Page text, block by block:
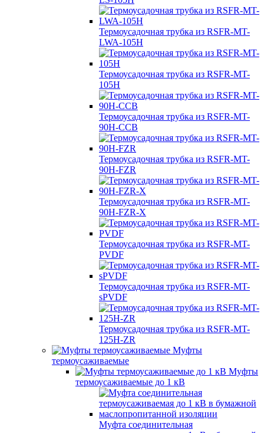
Термоусадочная трубка из RSFR-MT-
LWA-105H
Термоусадочная трубка из RSFR-MT-
105H
Термоусадочная трубка из RSFR-MT-
90H-CCB
Термоусадочная трубка из RSFR-MT-
90H-FZR
Термоусадочная трубка из RSFR-MT-
90H-FZR-X
Термоусадочная трубка из RSFR-MT-
PVDF
Термоусадочная трубка из RSFR-MT-
sPVDF
Термоусадочная трубка из RSFR-MT-
125H-ZR
Муфты
термоусаживаемые
Муфты
термоусаживаемые до 1 кВ
Муфта соединительная